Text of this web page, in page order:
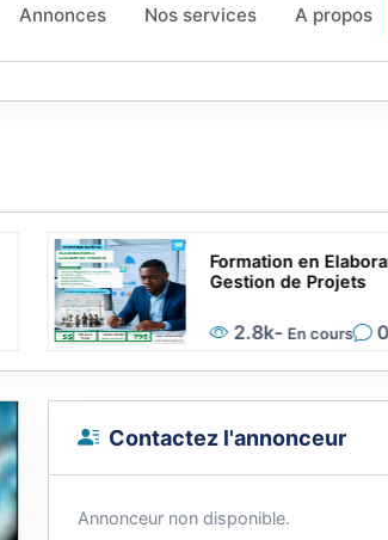
Annonces Nos services A propos
Formation en
Gestion de Projets
2.8k- En cours 0
Contactez l'annonceur
Annonceur non disponible.